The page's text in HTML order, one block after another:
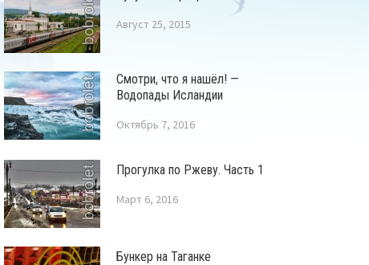
Август 25, 2015
Смотри, что я нашёл! —
Водопады Исландии
Октябрь 7, 2016
Прогулка по Ржеву. Часть 1
Март 6, 2016
Бункер на Таганке